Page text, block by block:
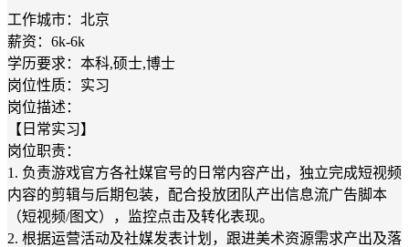
工作城市：北京
薪资：6k-6k
学历要求：本科,硕士,博士
岗位性质：实习
岗位描述：
【日常实习】
岗位职责：
1. 负责游戏官方各社媒官号的日常内容产出，独立完成短视频
内容的剪辑与后期包装，配合投放团队产出信息流广告脚本
（短视频/图文），监控点击及转化表现。
2. 根据运营活动及社媒发表计划，跟进美术资源需求产出及落